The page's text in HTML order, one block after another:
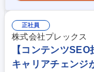
正社員
株式会社プレックス
【コンテンツ
キャリアチェンジ